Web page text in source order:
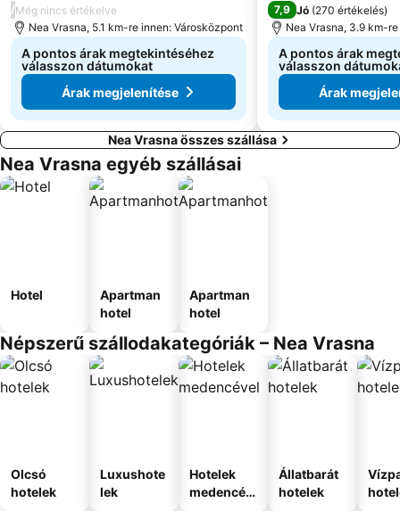
/Még nincs értékelve
Nea Vrasna, 5.1 km-re innen: Városközpont
A pontos árak megtekintéséhez
válasszon dátumokat
Árak megjelenítése
7,9 Jó (270 értékelés)
Nea Vrasna, 3.9 km-
A pontos árak
válasszon
Árak
Nea Vrasna összes szállása
Nea Vrasna egyéb szállásai
Hotel
Apartman
hotel
Apartman
hotel
Népszerű szállodakategóriák – Nea Vrasna
Olcsó
hotelek
Luxushote
lek
Hotelek
medencév
Állatbarát
hotelek